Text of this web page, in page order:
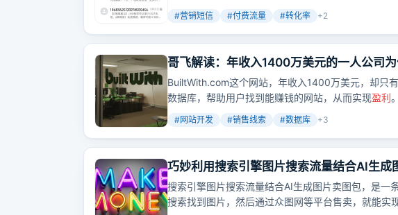
#营销短信 #付费流量 #转化率 +2
哥飞解读：年收入1400万美元的一人公司为
BuiltWith.com这个网站，年收入1400万美元，却只
数据库，帮助用户找到能赚钱的网站，从而实现盈利。
#网站开发 #销售线索 #数据库 +3
巧妙利用搜索引擎图片搜索流量结合AI生成
搜索引擎图片搜索流量结合AI生成图片卖图包，是一
搜索找到图片，然后通过众图网等平台售卖，就能实